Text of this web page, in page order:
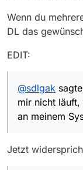
Wenn du
DL das
EDIT:
@sdlgak
mir nicht
an meinem
Jetzt